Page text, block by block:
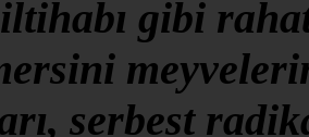
gibi
serbest